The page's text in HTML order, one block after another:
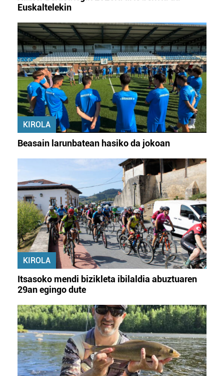
Euskaltelekin
KIROLA
Beasain larunbatean hasiko da jokoan
KIROLA
Itsasoko mendi bizikleta ibilaldia abuztuaren
29an egingo dute